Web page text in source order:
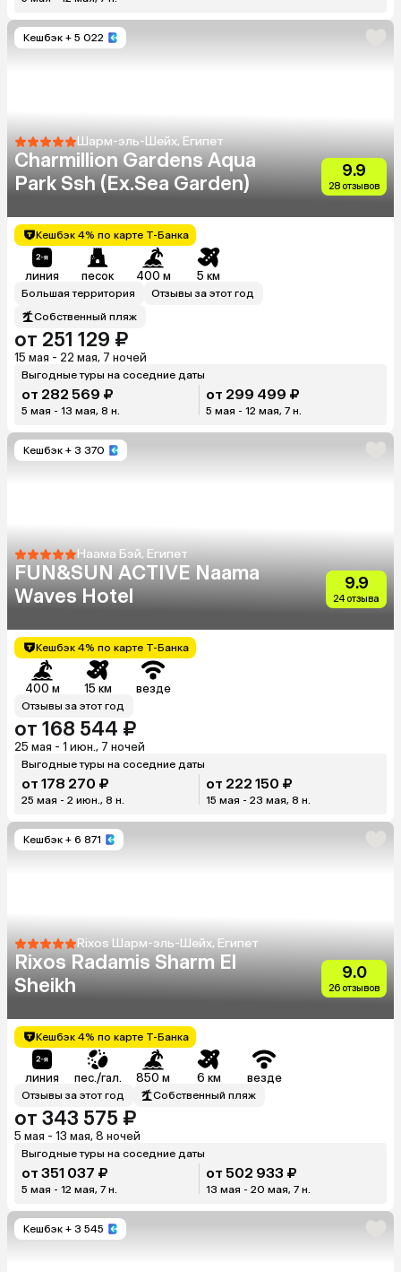
Кешбэк + 5 022
Шарм-эль-Шейх, Египет
Charmillion Gardens Aqua
Park Ssh (Ex.Sea Garden)
9.9
28 отзывов
Кешбэк 4% по карте Т-Банка
линия песок 400 м 5 км
Большая территория
Отзывы за этот год
Собственный пляж
от 251 129 ₽
15 мая - 22 мая, 7 ночей
Выгодные туры на соседние даты
от 282 569 ₽
5 мая - 13 мая, 8 н.
от 299 499 ₽
5 мая - 12 мая, 7 н.
Кешбэк + 3 370
Наама Бэй, Египет
FUN&SUN ACTIVE Naama
Waves Hotel
9.9
24 отзыва
Кешбэк 4% по карте Т-Банка
400 м 15 км везде
Отзывы за этот год
от 168 544 ₽
25 мая - 1 июн., 7 ночей
Выгодные туры на соседние даты
от 178 270 ₽
25 мая - 2 июн., 8 н.
от 222 150 ₽
15 мая - 23 мая, 8 н.
Кешбэк + 6 871
Rixos Шарм-эль-Шейх, Египет
Rixos Radamis Sharm El
Sheikh
9.0
26 отзывов
Кешбэк 4% по карте Т-Банка
линия пес./гал. 850 м 6 км везде
Отзывы за этот год Собственный пляж
от 343 575 ₽
5 мая - 13 мая, 8 ночей
Выгодные туры на соседние даты
от 351 037 ₽
5 мая - 12 мая, 7 н.
от 502 933 ₽
13 мая - 20 мая, 7 н.
Кешбэк + 3 545